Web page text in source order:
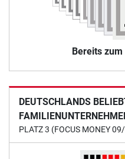
Bereits
DEUTSCHLANDS
PLATZ 3 (FOCUS MONEY